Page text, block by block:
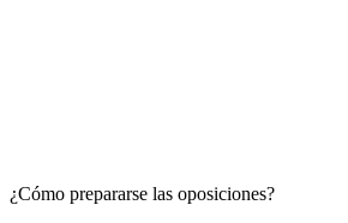
¿Cómo prepararse las oposiciones?